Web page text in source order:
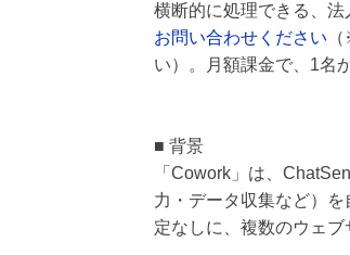
横断的に処理できる、法
お問い合わせください
い）。月額課金で、1名
■ 背景
「Cowork」は、
力・データ収集など）
定なしに、複数のウェブ